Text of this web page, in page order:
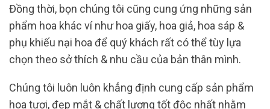
Đồng thời, bọn chúng tôi cũng cung ứng những sản
phẩm hoa khác ví như hoa giấy, hoa giả, hoa sáp &
phụ khiếu nại hoa để quý khách rất có thể tùy lựa
chọn theo sở thích & nhu cầu của bản thân mình.
Chúng tôi luôn luôn khẳng định cung cấp sản phẩm
hoa tươi, đẹp mắt & chất lượng tốt độc nhất nhằm